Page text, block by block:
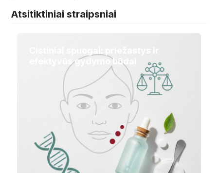
Atsitiktiniai straipsniai
efektyvūs gydymo būdai